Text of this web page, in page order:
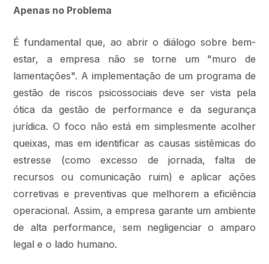
Apenas no Problema
É fundamental que, ao abrir o diálogo sobre bem-
estar, a empresa não se torne um "muro de
lamentações". A implementação de um programa de
gestão de riscos psicossociais deve ser vista pela
ótica da gestão de performance e da segurança
jurídica. O foco não está em simplesmente acolher
queixas, mas em identificar as causas sistêmicas do
estresse (como excesso de jornada, falta de
recursos ou comunicação ruim) e aplicar ações
corretivas e preventivas que melhorem a eficiência
operacional. Assim, a empresa garante um ambiente
de alta performance, sem negligenciar o amparo
legal e o lado humano.